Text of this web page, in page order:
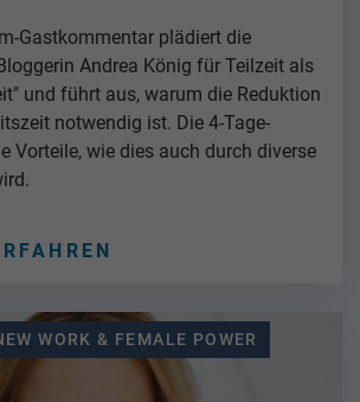
Gastkommentar plädiert die
Andrea König für Teilzeit als
und führt aus, warum die Reduktion
notwendig ist. Die 4-Tage-
Vorteile, wie dies auch durch diverse
WORK & FEMALE POWER